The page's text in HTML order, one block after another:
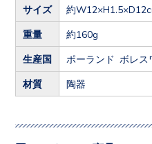
サイズ 約
重量 約160g
生産国 ポーランド ボレス
材質 陶器